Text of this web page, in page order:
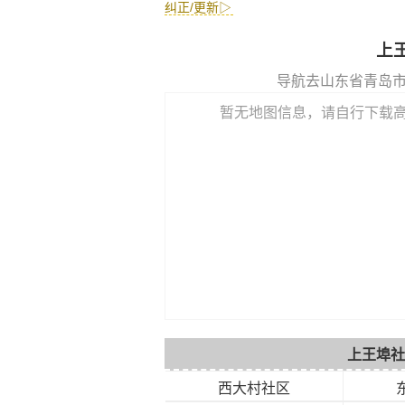
纠正/更新▷
上
导航去山东省青岛
暂无地图信息，请自行下载
上王埠
西大村社区